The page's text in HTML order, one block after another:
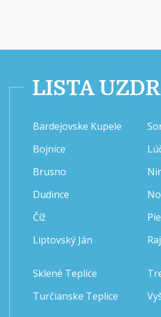
LISTA
Bardejovske Kupele
Bojnice
Brusno
Dudince
Číž
Liptovský Ján
Sklené Teplice
Turčianske Teplice